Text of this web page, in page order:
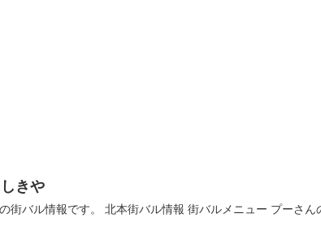
きや
街バル情報です。 北本街バル情報 街バルメニュー プーさ